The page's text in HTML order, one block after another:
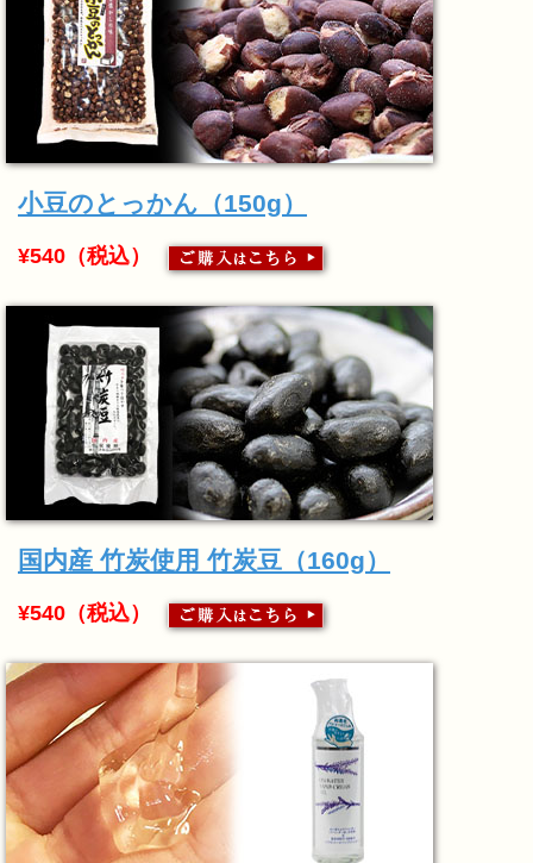
小豆のとっかん（150g）
¥540（税込）
国内産 竹炭使用 竹炭豆（160g）
¥540（税込）